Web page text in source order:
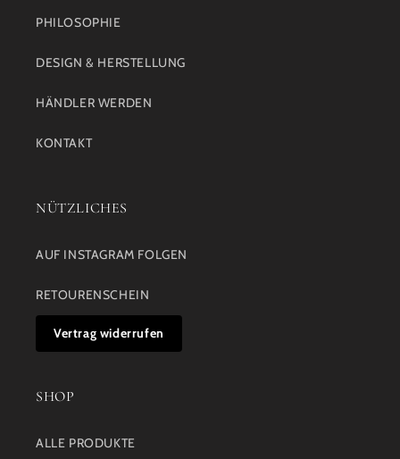
PHILOSOPHIE
DESIGN & HERSTELLUNG
HÄNDLER WERDEN
KONTAKT
NÜTZLICHES
AUF INSTAGRAM FOLGEN
RETOURENSCHEIN
Vertrag widerrufen
SHOP
ALLE PRODUKTE